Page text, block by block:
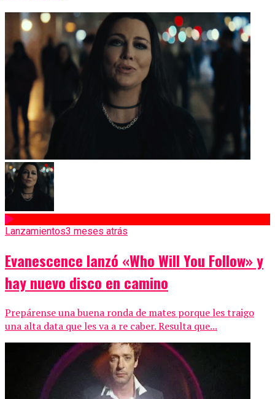
Lanzamientos3 meses atrás
Evanescence lanzó «Who Will You Follow» y
hay nuevo disco en camino
Prepárense una buena ronda de mates porque les traigo
una alta data que les va a re caber. Resulta que...